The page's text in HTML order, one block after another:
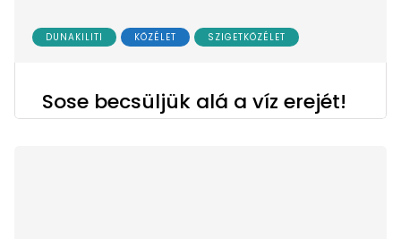
DUNAKILITI KÖZÉLET SZIGETKÖZÉLET
Sose becsüljük alá a víz erejét!